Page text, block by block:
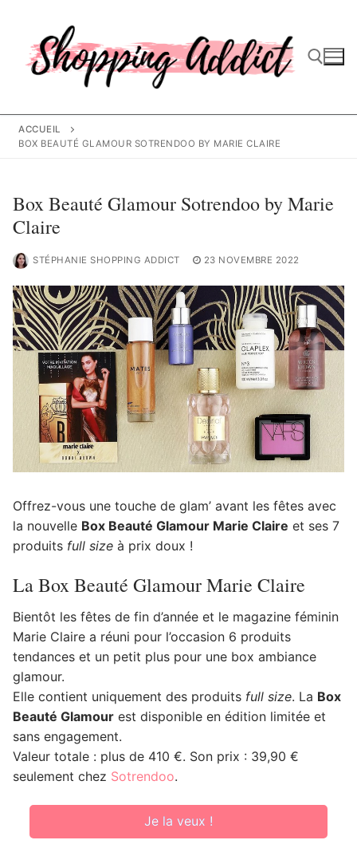
contenu
ACCUEIL
BOX BEAUTÉ GLAMOUR SOTRENDOO BY MARIE CLAIRE
Box Beauté Glamour Sotrendoo by Marie
Claire
STÉPHANIE SHOPPING ADDICT 23 NOVEMBRE 2022
Offrez-vous une touche de glam’ avant les fêtes avec
la nouvelle Box Beauté Glamour Marie Claire et ses 7
produits full size à prix doux !
La Box Beauté Glamour Marie Claire
Bientôt les fêtes de fin d’année et le magazine féminin
Marie Claire a réuni pour l’occasion 6 produits
tendances et un petit plus pour une box ambiance
glamour.
Elle contient uniquement des produits full size. La Box
Beauté Glamour est disponible en édition limitée et
sans engagement.
Valeur totale : plus de 410 €. Son prix : 39,90 €
seulement chez Sotrendoo.
Je la veux !